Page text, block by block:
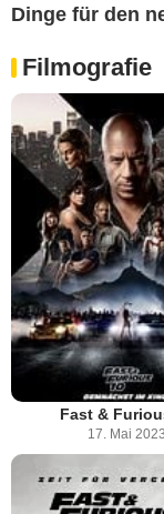
Dinge für den
Filmografie
Fast &
17. Mai 2023